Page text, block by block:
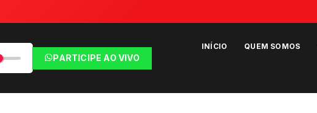
PARTICIPE AO VIVO
INÍCIO QUEM SOMOS